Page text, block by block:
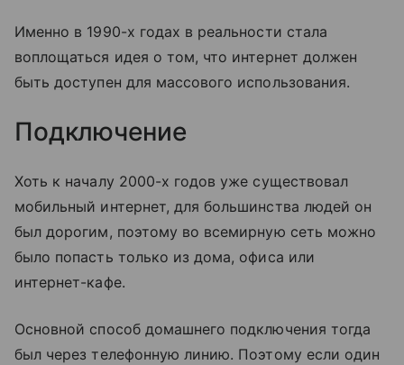
Именно в 1990-х годах в реальности стала
воплощаться идея о том, что интернет должен
быть доступен для массового использования.
Подключение
Хоть к началу 2000-х годов уже существовал
мобильный интернет, для большинства людей он
был дорогим, поэтому во всемирную сеть можно
было попасть только из дома, офиса или
интернет-кафе.
Основной способ домашнего подключения тогда
был через телефонную линию. Поэтому если один